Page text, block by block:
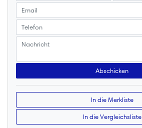
In die Merkliste
In die Vergleichsliste